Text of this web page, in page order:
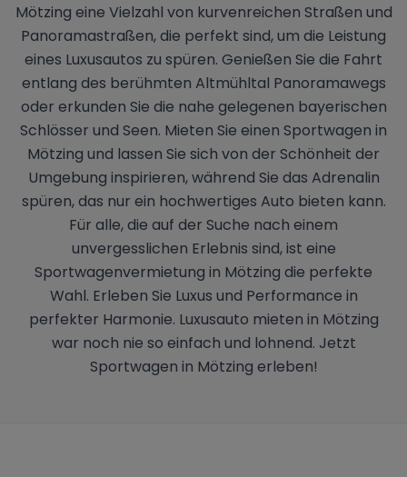
Mötzing eine Vielzahl von kurvenreichen Straßen und
Panoramastraßen, die perfekt sind, um die Leistung
eines Luxusautos zu spüren. Genießen Sie die Fahrt
entlang des berühmten Altmühltal Panoramawegs
oder erkunden Sie die nahe gelegenen bayerischen
Schlösser und Seen. Mieten Sie einen Sportwagen in
Mötzing und lassen Sie sich von der Schönheit der
Umgebung inspirieren, während Sie das Adrenalin
spüren, das nur ein hochwertiges Auto bieten kann.
Für alle, die auf der Suche nach einem
unvergesslichen Erlebnis sind, ist eine
Sportwagenvermietung in Mötzing die perfekte
Wahl. Erleben Sie Luxus und Performance in
perfekter Harmonie. Luxusauto mieten in Mötzing
war noch nie so einfach und lohnend. Jetzt
Sportwagen in Mötzing erleben!